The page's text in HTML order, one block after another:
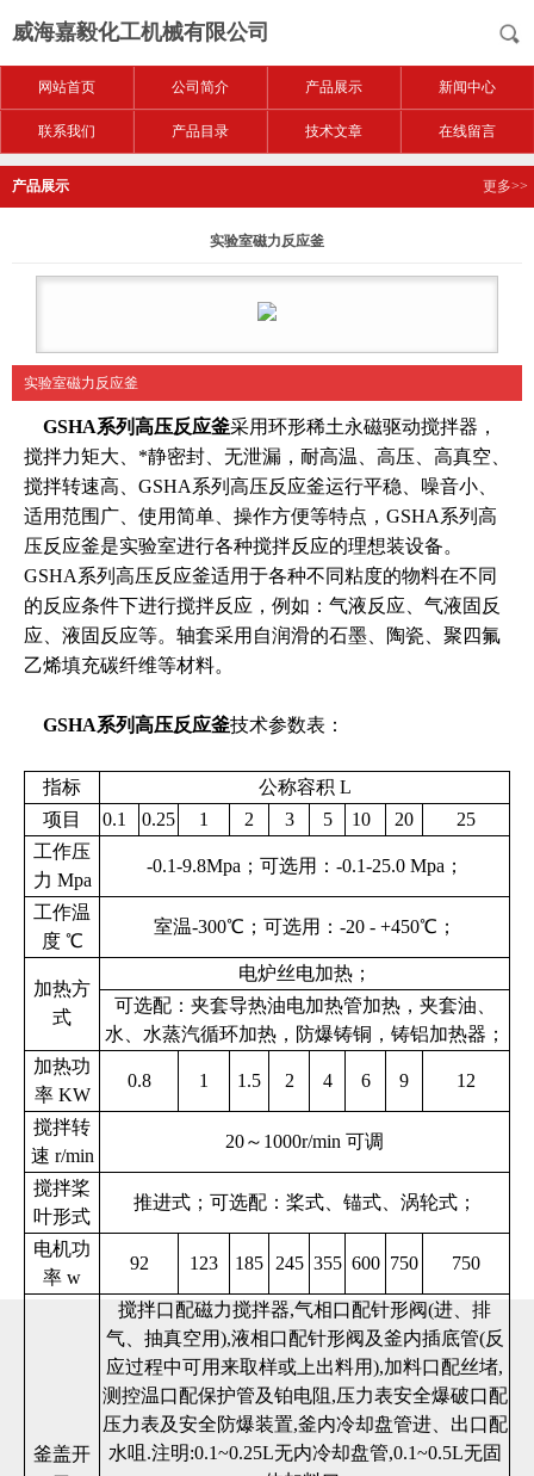
威海嘉毅化工机械有限公司
网站首页 公司简介 产品展示 新闻中心
联系我们 产品目录 技术文章 在线留言
产品展示 更多>>
实验室磁力反应釜
实验室磁力反应釜
GSHA系列高压反应釜采用环形稀土永磁驱动搅拌器，
搅拌力矩大、*静密封、无泄漏，耐高温、高压、高真空、
搅拌转速高、GSHA系列高压反应釜运行平稳、噪音小、
适用范围广、使用简单、操作方便等特点，GSHA系列高
压反应釜是实验室进行各种搅拌反应的理想装设备。
GSHA系列高压反应釜适用于各种不同粘度的物料在不同
的反应条件下进行搅拌反应，例如：气液反应、气液固反
应、液固反应等。轴套采用自润滑的石墨、陶瓷、聚四氟
乙烯填充碳纤维等材料。
GSHA系列高压反应釜技术参数表：
指标
公称容积 L
项目
0.1 0.25 1 2 3 5 10 20
25
工作压
力 Mpa
-0.1-9.8Mpa；可选用：-0.1-25.0 Mpa；
工作温
度 ℃
室温-300℃；可选用：-20 - +450℃；
加热方
式
电炉丝电加热；
可选配：夹套导热油电加热管加热，夹套油、
水、水蒸汽循环加热，防爆铸铜，铸铝加热器；
加热功
率 KW
0.8 1 1.5 2 4 6 9 12
搅拌转
速 r/min
20～1000r/min 可调
搅拌桨
叶形式
推进式；可选配：桨式、锚式、涡轮式；
电机功
率 w
92 123 185 245 355 600 750 750
釜盖开
搅拌口配磁力搅拌器,气相口配针形阀(进、排
气、抽真空用),液相口配针形阀及釜内插底管(反
应过程中可用来取样或上出料用),加料口配丝堵,
测控温口配保护管及铂电阻,压力表安全爆破口配
压力表及安全防爆装置,釜内冷却盘管进、出口配
水咀.注明:0.1~0.25L无内冷却盘管,0.1~0.5L无固